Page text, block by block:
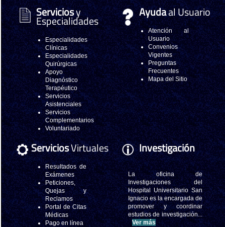
Serviciosy
Especialidades
Especialidades
Clínicas
Especialidades
Quirúrgicas
Apoyo
Diagnóstico
Terapéutico
Servicios
Asistenciales
Servicios
Complementarios
Voluntariado
Ayudaal Usuario
Atención al
Usuario
Convenios
Vigentes
Preguntas
Frecuentes
Mapa del Sitio
ServiciosVirtuales
Resultados de
Exámenes
Peticiones,
Quejas y
Reclamos
Portal de Citas
Médicas
Pago en línea
Investigación
La oficina de
Investigaciones del
Hospital Universitario San
Ignacio es la encargada de
promover y coordinar
estudios de investigación...
Ver más